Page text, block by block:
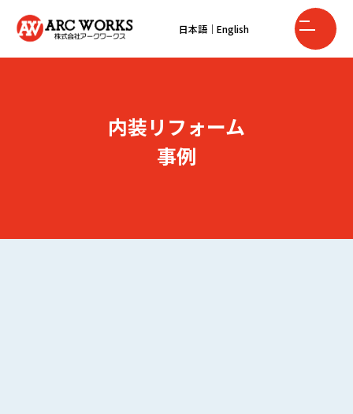
日本語 ｜ English
内装リフォーム
事例